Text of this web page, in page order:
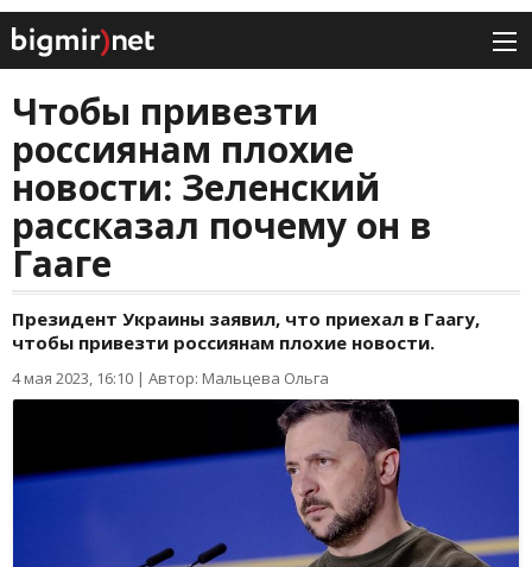
Чтобы привезти
россиянам плохие
новости: Зеленский
рассказал почему он в
Гааге
Президент Украины заявил, что приехал в Гаагу,
чтобы привезти россиянам плохие новости.
4 мая 2023, 16:10 | Автор: Мальцева Ольга